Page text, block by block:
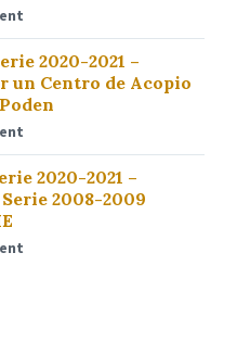
2020-2021 –
un Centro de Acopio
2020-2021 –
2008-2009